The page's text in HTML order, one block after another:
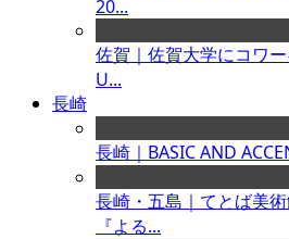
20...
佐賀｜佐賀大学にコワ
U...
長崎
長崎｜BASIC AND
長崎・五島｜てとば美
『よる...